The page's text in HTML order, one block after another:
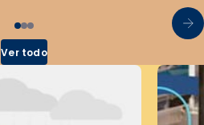
Ver todo